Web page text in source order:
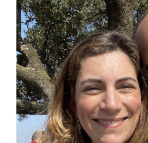
ART DE VIVRE ITALIEN